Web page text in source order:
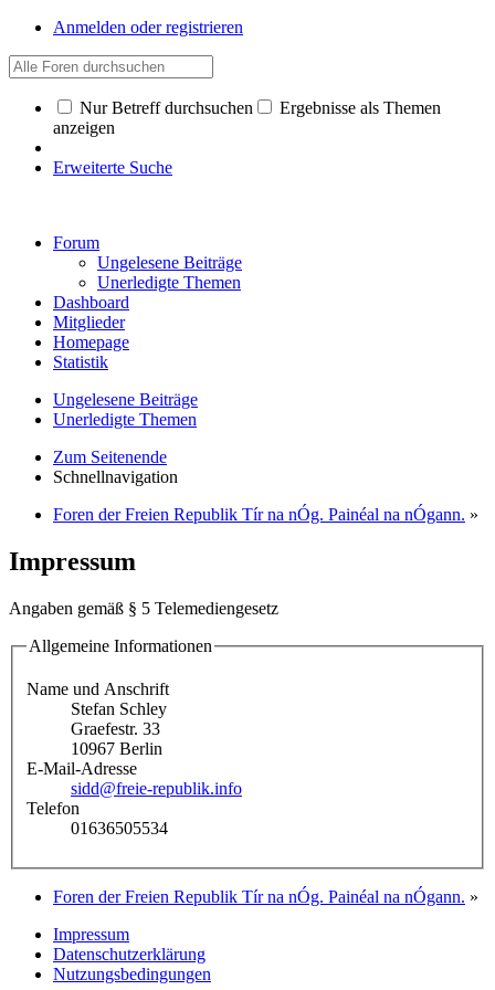
Anmelden oder registrieren
Nur Betreff durchsuchen
Ergebnisse als Themen
anzeigen
Erweiterte Suche
Forum
Ungelesene Beiträge
Unerledigte Themen
Dashboard
Mitglieder
Homepage
Statistik
Ungelesene Beiträge
Unerledigte Themen
Zum Seitenende
Schnellnavigation
Foren der Freien Republik Tír na nÓg. Painéal na nÓgann. »
Impressum
Angaben gemäß § 5 Telemediengesetz
Allgemeine Informationen
Name und Anschrift
Stefan Schley
Graefestr. 33
10967 Berlin
E-Mail-Adresse
sidd@freie-republik.info
Telefon
01636505534
Foren der Freien Republik Tír na nÓg. Painéal na nÓgann. »
Impressum
Datenschutzerklärung
Nutzungsbedingungen